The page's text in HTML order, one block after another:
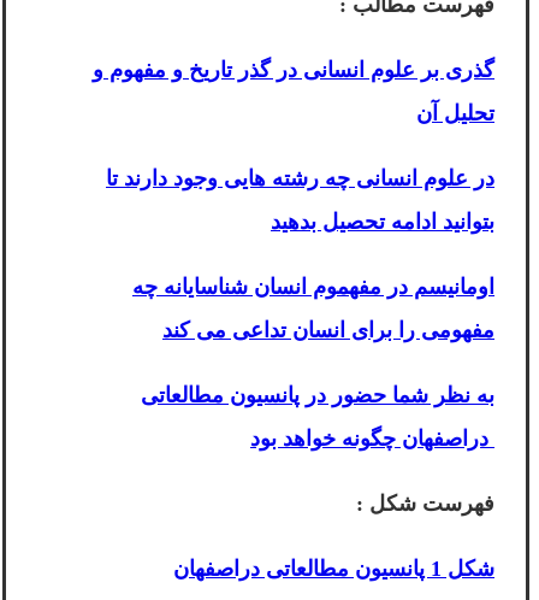
فهرست مطالب :
گذری بر علوم انسانی در گذر تاریخ و مفهوم و
تحلیل آن
در علوم انسانی چه رشته هایی وجود دارند تا
بتوانید ادامه تحصیل بدهید
اومانیسم در مفهموم انسان شناسایانه چه
مفهومی را برای انسان تداعی می کند
به نظر شما حضور در پانسیون مطالعاتی
دراصفهان چگونه خواهد بود
فهرست شکل :
شکل 1 پانسیون مطالعاتی دراصفهان